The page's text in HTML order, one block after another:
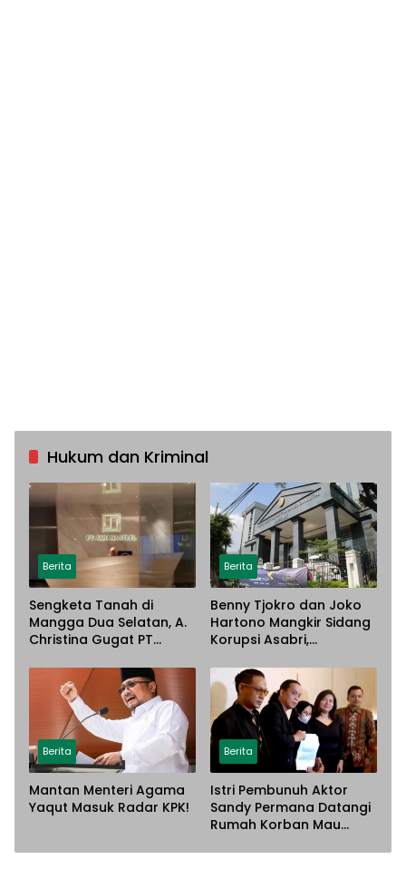
Hukum dan Kriminal
Berita
Sengketa Tanah di
Mangga Dua Selatan, A.
Christina Gugat PT
Dugaan Penyerobotan
Lahan
Berita
Benny Tjokro dan Joko
Hartono Mangkir Sidang
Korupsi Asabri,
Paksa
Berita
Mantan Menteri Agama
Yaqut Masuk Radar KPK!
Berita
Istri Pembunuh Aktor
Sandy Permana Datangi
Rumah Korban Mau